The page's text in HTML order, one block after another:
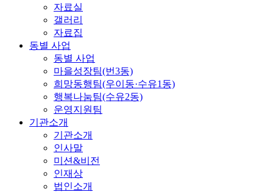
자료실
갤러리
자료집
동별 사업
동별 사업
마을성장팀(번3동)
희망동행팀(우이동·수유1동)
행복나눔팀(수유2동)
운영지원팀
기관소개
기관소개
인사말
미션&비전
인재상
법인소개